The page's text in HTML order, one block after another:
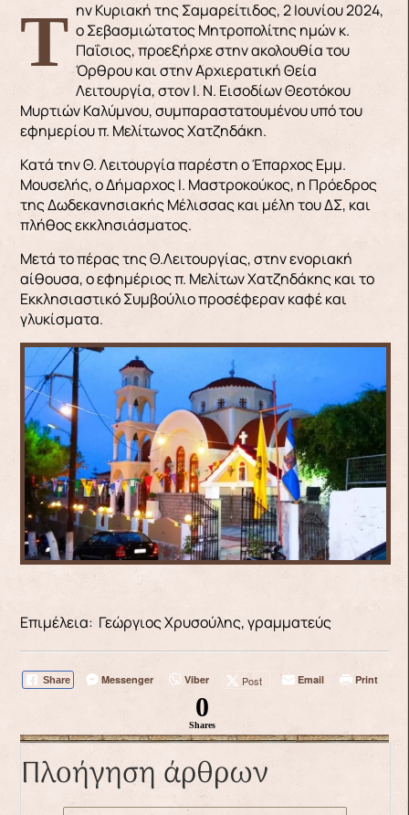
Την Κυριακή της Σαμαρείτιδος, 2 Ιουνίου 2024, ο Σεβασμιώτατος Μητροπολίτης ημών κ.
Παΐσιος, προεξήρχε στην ακολουθία του
Όρθρου και στην Αρχιερατική Θεία
Λειτουργία, στον Ι. Ν. Εισοδίων Θεοτόκου
Μυρτιών Καλύμνου, συμπαραστατουμένου υπό του
εφημερίου π. Μελίτωνος Χατζηδάκη.
Κατά την Θ. Λειτουργία παρέστη ο Έπαρχος Εμμ.
Μουσελής, ο Δήμαρχος Ι. Μαστροκούκος, η Πρόεδρος
της Δωδεκανησιακής Μέλισσας και μέλη του ΔΣ, και
πλήθος εκκλησιάσματος.
Μετά το πέρας της Θ.Λειτουργίας, στην ενοριακή
αίθουσα, ο εφημέριος π. Μελίτων Χατζηδάκης και το
Εκκλησιαστικό Συμβούλιο προσέφεραν καφέ και
γλυκίσματα.
Επιμέλεια: Γεώργιος Χρυσούλης, γραμματεύς
Share Messenger Viber Post Email Print
0
Shares
Πλοήγηση άρθρων